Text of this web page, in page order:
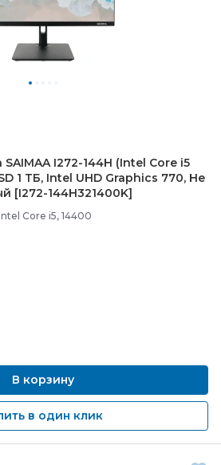
I272-144H (Intel Core i5
1 ТБ, Intel UHD Graphics 770, Не
[I272-144H321400K]
Core i5, 14400
В корзину
в один клик